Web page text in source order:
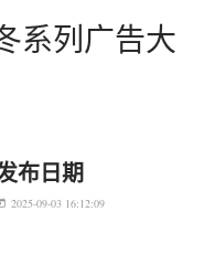
冬系列广告大
布日期
2025-09-03 16:12:09